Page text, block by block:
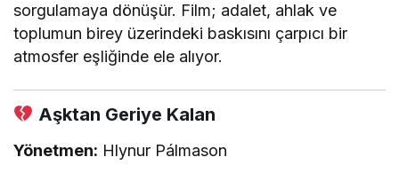
sorgulamaya dönüşür. Film; adalet, ahlak ve
toplumun birey üzerindeki baskısını çarpıcı bir
atmosfer eşliğinde ele alıyor.
Aşktan Geriye Kalan
Yönetmen: Hlynur Pálmason